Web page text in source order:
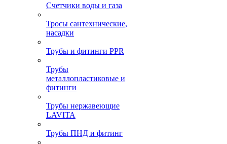
Счетчики воды и газа
Тросы сантехнические,
насадки
Трубы и фитинги PPR
Трубы
металлопластиковые и
фитинги
Трубы нержавеющие
LAVITA
Трубы ПНД и фитинг